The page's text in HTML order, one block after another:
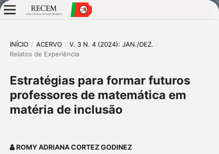
INÍCIO / ACERVO / V. 3 N. 4 (2024): JAN./DEZ. /
Relatos de Experiência
Estratégias para formar futuros
professores de matemática em
matéria de inclusão
ROMY ADRIANA CORTEZ GODINEZ